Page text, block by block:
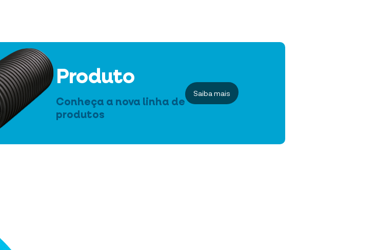
Produto
Conheça a nova linha de
produtos
Saiba mais